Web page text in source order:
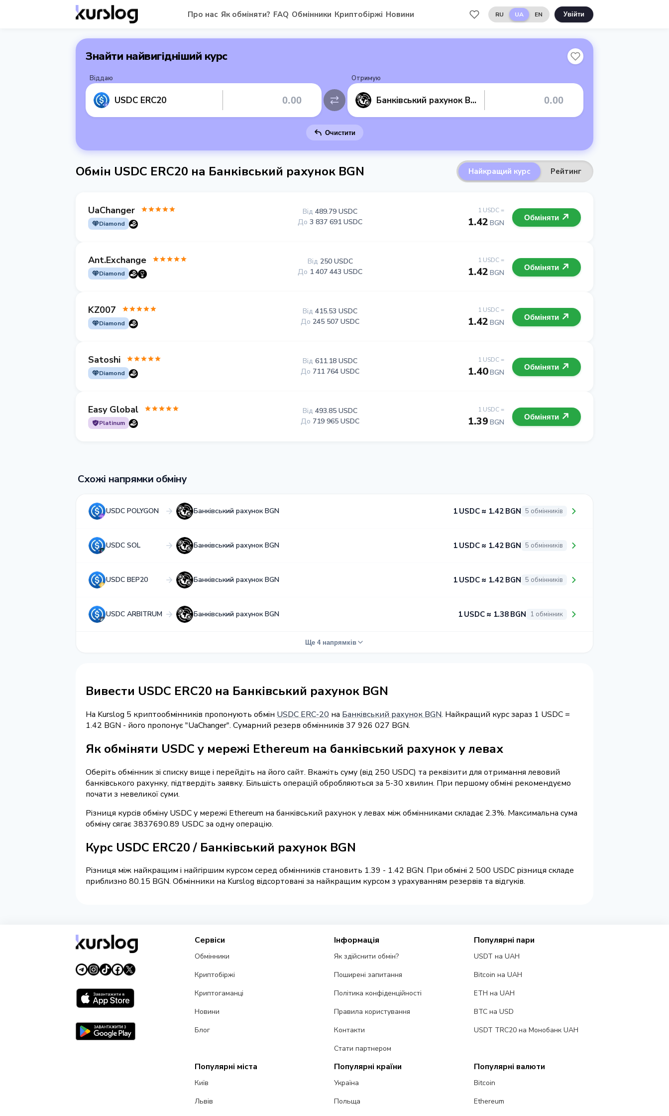
Про нас Як обміняти? FAQ Обмінники Криптобіржі Новини RU UA EN Увійти
Знайти найвигідніший курс
Віддаю
USDC ERC20
Отримую
Банківський рахунок BGN
Очистити
Обмін USDC ERC20 на Банківський рахунок BGN Найкращий курс Рейтинг
UaChanger
Diamond
1 USDC =
1.42 BGN
Від 489.79 USDC
До 3 837 691 USDC Обміняти
Ant.Exchange
Diamond
1 USDC =
1.42 BGN
Від 250 USDC
До 1 407 443 USDC Обміняти
KZ007
Diamond
1 USDC =
1.42 BGN
Від 415.53 USDC
До 245 507 USDC Обміняти
Satoshi
Diamond
1 USDC =
1.40BGN
Від 611.18 USDC
До 711 764 USDC Обміняти
Easy Global
Platinum
1 USDC =
1.39 BGN
Від 493.85 USDC
До 719 965 USDC Обміняти
Схожі напрямки обміну
USDC POLYGON Банківський рахунок BGN 1 USDC ≈ 1.42 BGN 5 обмінників
USDC SOL Банківський рахунок BGN 1 USDC ≈ 1.42 BGN 5 обмінників
USDC BEP20 Банківський рахунок BGN 1 USDC ≈ 1.42 BGN 5 обмінників
USDC ARBITRUM Банківський рахунок BGN 1 USDC ≈ 1.38 BGN 1 обмінник
Ще 4 напрямків
Вивести USDC ERC20 на Банківський рахунок BGN
На Kurslog 5 криптообмінників пропонують обмін USDC ERC-20 на Банківський рахунок BGN. Найкращий курс зараз 1 USDC =
1.42 BGN - його пропонує "UaChanger". Сумарний резерв обмінників 37 926 027 BGN.
Як обміняти USDC у мережі Ethereum на банківський рахунок у левах
Оберіть обмінник зі списку вище і перейдіть на його сайт. Вкажіть суму (від 250 USDC) та реквізити для отримання левовий
банківського рахунку, підтвердіть заявку. Більшість операцій обробляються за 5-30 хвилин. При першому обміні рекомендуємо
почати з невеликої суми.
Різниця курсів обміну USDC у мережі Ethereum на банківський рахунок у левах між обмінниками складає 2.3%. Максимальна сума
обміну сягає 3837690.89 USDC за одну операцію.
Курс USDC ERC20 / Банківський рахунок BGN
Різниця між найкращим і найгіршим курсом серед обмінників становить 1.39 - 1.42 BGN. При обміні 2 500 USDC різниця складе
приблизно 80.15 BGN. Обмінники на Kurslog відсортовані за найкращим курсом з урахуванням резервів та відгуків.
Сервіси
Обмінники
Криптобіржі
Криптогаманці
Новини
Блог
Інформація
Як здійснити обмін?
Поширені запитання
Політика конфіденційності
Правила користування
Контакти
Стати партнером
Популярні пари
USDT на UAH
Bitcoin на UAH
ETH на UAH
BTC на USD
USDT TRC20 на Монобанк UAH
Популярні міста
Київ
Львів
Популярні країни
Україна
Польща
Популярні валюти
Bitcoin
Ethereum